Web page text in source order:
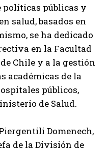
públicas y
salud, basados en
se ha dedicado
en la Facultad
Chile y a la gestión
académicas de la
públicos,
de Salud.
Domenech,
de la División de